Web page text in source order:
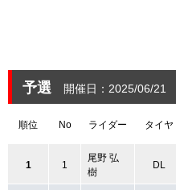
予選 開催日：2025/06/21
順位 No ライダー タイヤ
1 1
尾野 弘
樹
DL